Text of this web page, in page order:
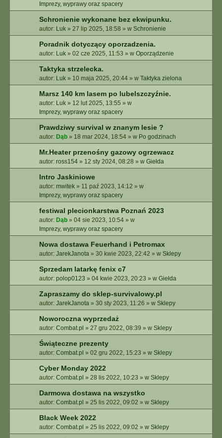
Z
W
Imprezy, wyprawy oraz spacery
Schronienie wykonane bez ekwipunku.
autor: Luk » 27 lip 2025, 18:58 » w Schronienie
Poradnik dotyczący oporzadzenia.
autor: Luk » 02 cze 2025, 11:53 » w Oporządzenie
Taktyka strzelecka.
autor: Luk » 10 maja 2025, 20:44 » w Taktyka zielona
Marsz 140 km lasem po lubelszczyźnie.
autor: Luk » 12 lut 2025, 13:55 » w
Imprezy, wyprawy oraz spacery
Prawdziwy survival w znanym lesie ?
autor: Dąb » 18 mar 2024, 18:54 » w Po godzinach
Mr.Heater przenośny gazowy ogrzewacz
autor: ross154 » 12 sty 2024, 08:28 » w Giełda
Intro Jaskiniowe
autor: mwitek » 11 paź 2023, 14:12 » w
Imprezy, wyprawy oraz spacery
festiwal plecionkarstwa Poznań 2023
autor: Dąb » 04 sie 2023, 10:54 » w
Imprezy, wyprawy oraz spacery
Nowa dostawa Feuerhand i Petromax
autor: JarekJanota » 30 kwie 2023, 22:42 » w Sklepy
Sprzedam latarkę fenix c7
autor: polop0123 » 04 kwie 2023, 20:23 » w Giełda
Zapraszamy do sklep-survivalowy.pl
autor: JarekJanota » 30 sty 2023, 11:26 » w Sklepy
Noworoczna wyprzedaż
autor: Combat.pl » 27 gru 2022, 08:39 » w Sklepy
Świąteczne prezenty
autor: Combat.pl » 02 gru 2022, 15:23 » w Sklepy
Cyber Monday 2022
autor: Combat.pl » 28 lis 2022, 10:23 » w Sklepy
Darmowa dostawa na wszystko
autor: Combat.pl » 25 lis 2022, 09:02 » w Sklepy
Black Week 2022
autor: Combat.pl » 25 lis 2022, 09:02 » w Sklepy